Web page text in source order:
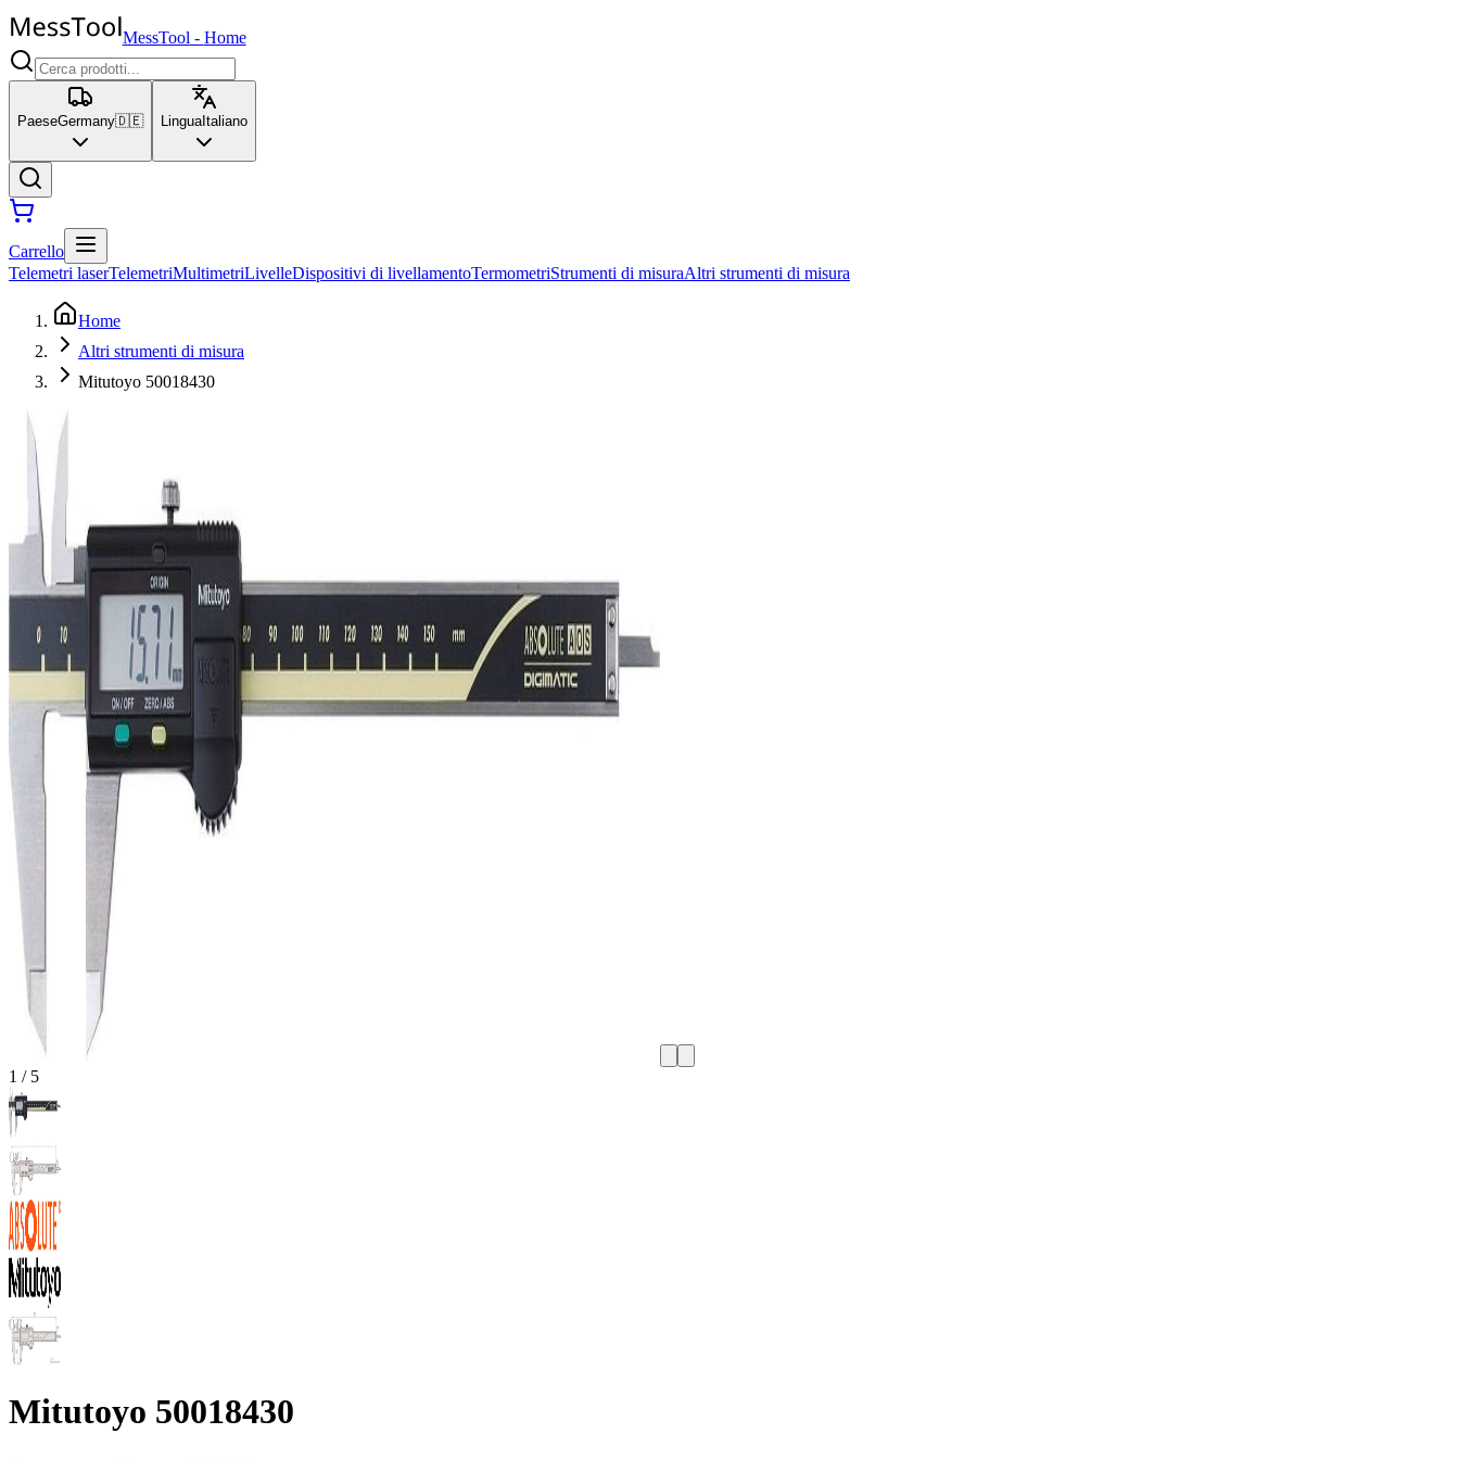
MessTool - Home
PaeseGermany🇩🇪 LinguaItaliano
Carrello
Telemetri laserTelemetriMultimetriLivelleDispositivi di livellamentoTermometriStrumenti di misuraAltri strumenti di misura
Home
Altri strumenti di misura
Mitutoyo 50018430
1 / 5
Mitutoyo 50018430